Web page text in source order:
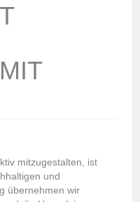
mitzugestalten, ist
und
übernehmen wir